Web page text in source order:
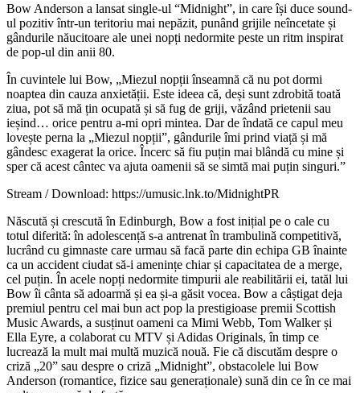
Bow Anderson a lansat single-ul “Midnight”, in care își duce sound-
ul pozitiv într-un teritoriu mai nepăzit, punând grijile neîncetate și
gândurile năucitoare ale unei nopți nedormite peste un ritm inspirat
de pop-ul din anii 80.
În cuvintele lui Bow, „Miezul nopții înseamnă că nu pot dormi
noaptea din cauza anxietății. Este ideea că, deși sunt zdrobită toată
ziua, pot să mă țin ocupată și să fug de griji, văzând prietenii sau
ieșind… orice pentru a-mi opri mintea. Dar de îndată ce capul meu
lovește perna la „Miezul nopții”, gândurile îmi prind viață și mă
gândesc exagerat la orice. Încerc să fiu puțin mai blândă cu mine și
sper că acest cântec va ajuta oamenii să se simtă mai puțin singuri.”
Stream / Download: https://umusic.lnk.to/MidnightPR
Născută și crescută în Edinburgh, Bow a fost inițial pe o cale cu
totul diferită: în adolescență s-a antrenat în trambulină competitivă,
lucrând cu gimnaste care urmau să facă parte din echipa GB înainte
ca un accident ciudat să-i amenințe chiar și capacitatea de a merge,
cel puțin. În acele nopți nedormite timpurii ale reabilitării ei, tatăl lui
Bow îi cânta să adoarmă și ea și-a găsit vocea. Bow a câștigat deja
premiul pentru cel mai bun act pop la prestigioase premii Scottish
Music Awards, a susținut oameni ca Mimi Webb, Tom Walker și
Ella Eyre, a colaborat cu MTV și Adidas Originals, în timp ce
lucrează la mult mai multă muzică nouă. Fie că discutăm despre o
criză „20” sau despre o criză „Midnight”, obstacolele lui Bow
Anderson (romantice, fizice sau generaționale) sună din ce în ce mai